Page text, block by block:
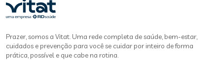
Prazer, somos a Vitat. Uma rede completa de saúde, bem-estar,
cuidados e prevenção para você se cuidar por inteiro de forma
prática, possível e que cabe na rotina.